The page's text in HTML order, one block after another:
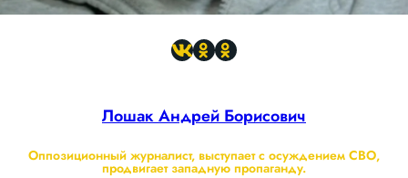
Лошак Андрей Борисович
Оппозиционный журналист, выступает с осуждением СВО,
продвигает западную пропаганду.